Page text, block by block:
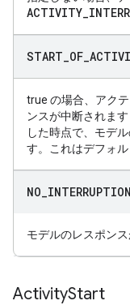
ACTIVITY_
START OF
true の場合、アク
ンスが中断されま
した時点で、モデ
す。これはデフォル
NO INTERRUPTION
モデルのレスポン
ActivityStart